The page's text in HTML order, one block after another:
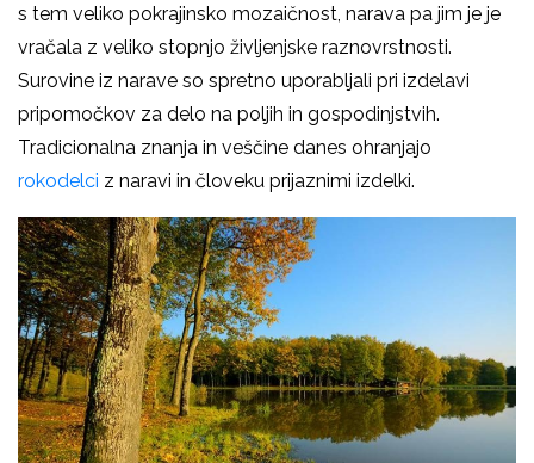
s tem veliko pokrajinsko mozaičnost, narava pa jim je je
vračala z veliko stopnjo življenjske raznovrstnosti.
Surovine iz narave so spretno uporabljali pri izdelavi
pripomočkov za delo na poljih in gospodinjstvih.
Tradicionalna znanja in veščine danes ohranjajo
rokodelci z naravi in človeku prijaznimi izdelki.